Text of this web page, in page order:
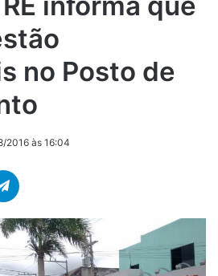
no Posto de
2016 às 16:04